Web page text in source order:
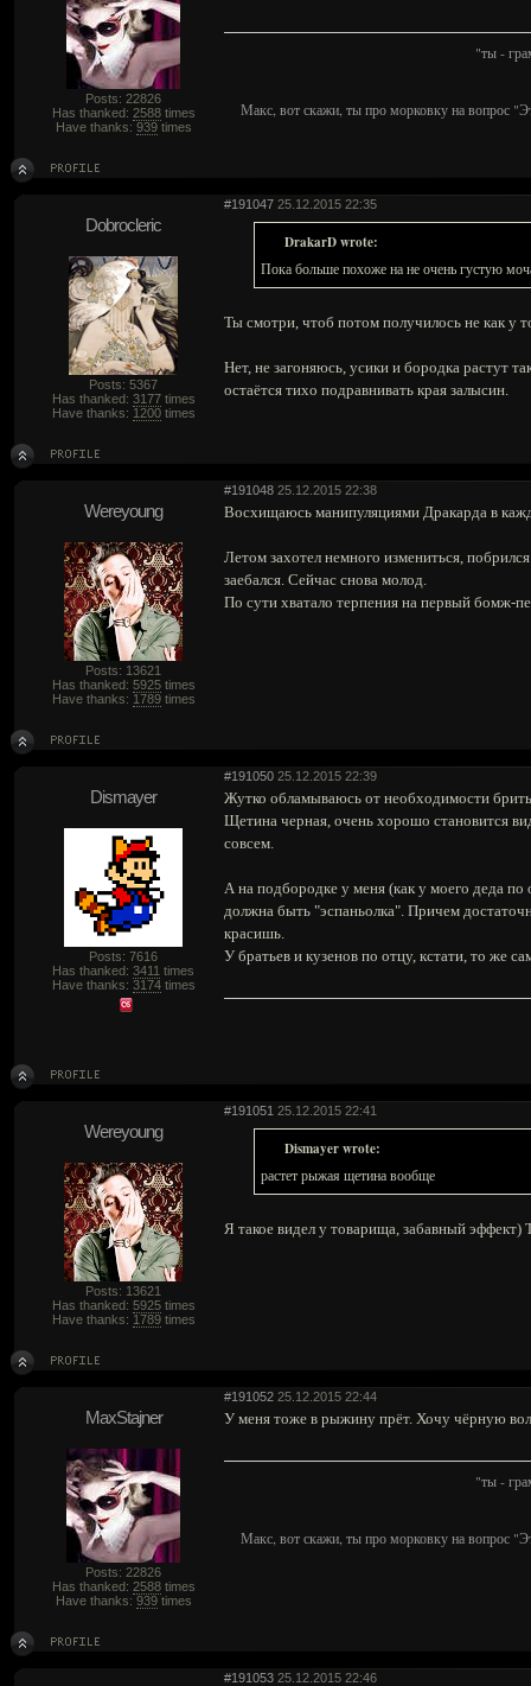
Posts: 22826
Has thanked: 2588times
Have thanks: 939times
"ты -
Макс, вот скажи, ты про морковку на вопрос
#191047 25.12.2015 22:35
Dobrocleric
Posts: 5367
Has thanked: 3177times
Have thanks: 1200times
DrakarD wrote:
Пока больше похоже на не очень густую
Ты смотри, чтоб потом получилось не как у
Нет, не загоняюсь, усики и бородка растут
остаётся тихо подравнивать края залысин.
#191048 25.12.2015 22:38
Wereyoung
Posts: 13621
Has thanked: 5925times
Have thanks: 1789times
Восхищаюсь манипуляциями Дракарда в
Летом захотел немного измениться,
заебался. Сейчас снова молод.
По сути хватало терпения на первый бомж-
#191050 25.12.2015 22:39
Dismayer
Posts: 7616
Has thanked: 3411 times
Have thanks: 3174times
Жутко обламываюсь от необходимости
Щетина черная, очень хорошо становится
совсем.
А на подбородке у меня (как у моего деда
должна быть "эспаньолка". Причем
красишь.
У братьев и кузенов по отцу, кстати, то же
#191051 25.12.2015 22:41
Wereyoung
Posts: 13621
Has thanked: 5925times
Have thanks: 1789times
Dismayer wrote:
растет рыжая щетина вообще
Я такое видел у товарища, забавный
#191052 25.12.2015 22:44
MaxStajner
Posts: 22826
Has thanked: 2588times
Have thanks: 939times
У меня тоже в рыжину прёт. Хочу чёрную
"ты -
Макс, вот скажи, ты про морковку на вопрос
#191053 25.12.2015 22:46